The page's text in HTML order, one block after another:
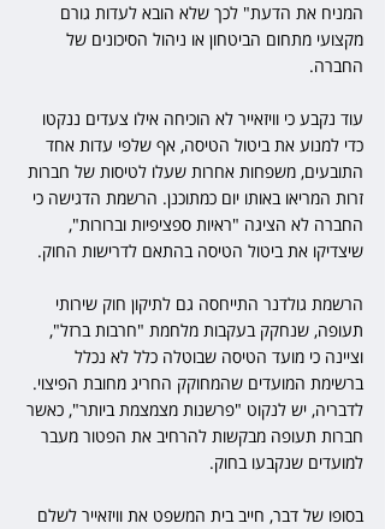
המניח את הדעת" לכך שלא הובא לעדות גורם
מקצועי מתחום הביטחון או ניהול הסיכונים של
החברה.
עוד נקבע כי וויזאייר לא הוכיחה אילו צעדים ננקטו
כדי למנוע את ביטול הטיסה, אף שלפי עדות אחד
התובעים, משפחות אחרות שעלו לטיסות של חברות
זרות המריאו באותו יום כמתוכנן. הרשמת הדגישה כי
החברה לא הציגה "ראיות ספציפיות וברורות",
שיצדיקו את ביטול הטיסה בהתאם לדרישות החוק.
הרשמת גולדנר התייחסה גם לתיקון חוק שירותי
תעופה, שנחקק בעקבות מלחמת "חרבות ברזל",
וציינה כי מועד הטיסה שבוטלה כלל לא נכלל
ברשימת המועדים שהמחוקק החריג מחובת הפיצוי.
לדבריה, יש לנקוט "פרשנות מצמצמת ביותר", כאשר
חברות תעופה מבקשות להרחיב את הפטור מעבר
למועדים שנקבעו בחוק.
בסופו של דבר, חייב בית המשפט את וויזאייר לשלם